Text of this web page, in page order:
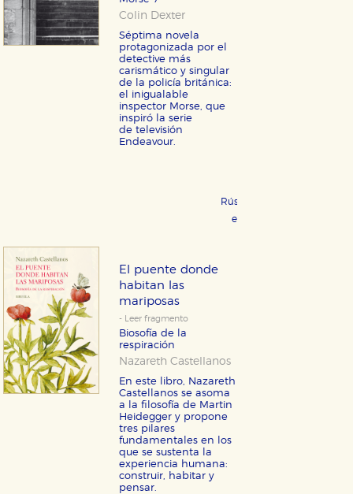
Colin Dexter
Séptima novela
protagonizada por el
detective más
carismático y singular
de la policía británica:
el inigualable
inspector Morse, que
inspiró la serie
de televisión
Endeavour.
Rústica 21,95 €
eBook 9,99 €
El puente donde
habitan las
mariposas
- Leer fragmento
Biosofía de la
respiración
Nazareth Castellanos
En este libro, Nazareth
Castellanos se asoma
a la filosofía de Martin
Heidegger y propone
tres pilares
fundamentales en los
que se sustenta la
experiencia humana:
construir, habitar y
pensar.